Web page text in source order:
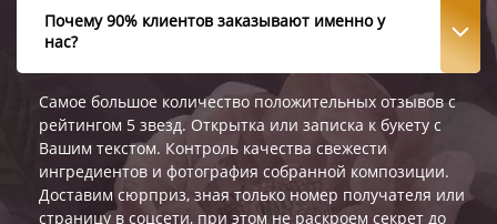
Почему 90% клиентов заказывают именно у
нас?
Самое большое количество положительных отзывов с
рейтингом 5 звезд. Открытка или записка к букету с
Вашим текстом. Контроль качества свежести
ингредиентов и фотография собранной композиции.
Доставим сюрприз, зная только номер получателя или
страницу в соцсети, при этом не раскроем секрет до